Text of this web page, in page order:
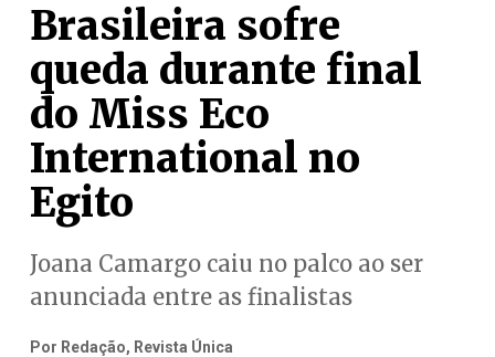
Brasileira sofre
queda durante final
do Miss Eco
International no
Egito
Joana Camargo caiu no palco ao ser
anunciada entre as finalistas
Por Redação, Revista Única